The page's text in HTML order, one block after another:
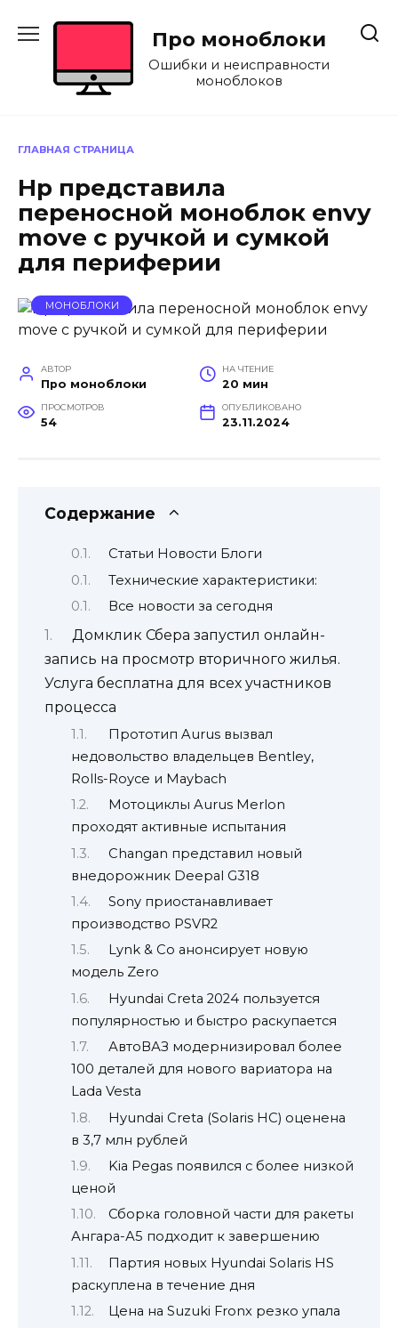
Про моноблоки
Ошибки и неисправности
моноблоков
ГЛАВНАЯ СТРАНИЦА
Hp представила
переносной моноблок envy
move с ручкой и сумкой
для периферии
МОНОБЛОКИ
АВТОР
Про моноблоки
НА ЧТЕНИЕ
20 мин
ПРОСМОТРОВ
54
ОПУБЛИКОВАНО
23.11.2024
Содержание
Статьи Новости Блоги
Технические характеристики:
Все новости за сегодня
Домклик Сбера запустил онлайн-
запись на просмотр вторичного жилья.
Услуга бесплатна для всех участников
процесса
Прототип Aurus вызвал
недовольство владельцев Bentley,
Rolls-Royce и Maybach
Мотоциклы Aurus Merlon
проходят активные испытания
Changan представил новый
внедорожник Deepal G318
Sony приостанавливает
производство PSVR2
Lynk & Co анонсирует новую
модель Zero
Hyundai Creta 2024 пользуется
популярностью и быстро раскупается
АвтоВАЗ модернизировал более
100 деталей для нового вариатора на
Lada Vesta
Hyundai Creta (Solaris HC) оценена
в 3,7 млн рублей
Kia Pegas появился с более низкой
ценой
Сборка головной части для ракеты
Ангара-А5 подходит к завершению
Партия новых Hyundai Solaris HS
раскуплена в течение дня
Цена на Suzuki Fronx резко упала